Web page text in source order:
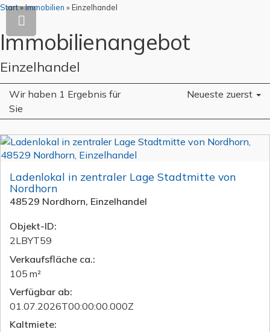
Start»Immobilien » Einzelhandel
Immobilien­angebot
Einzelhandel
Wir haben 1 Ergebnis für
Sie
Neueste zuerst
Ladenlokal in zentraler Lage Stadtmitte von
Nordhorn
48529 Nordhorn, Einzelhandel
Objekt-ID:
2LBYT59
Verkaufsfläche ca.:
105 m²
Verfügbar ab:
01.07.2026T00:00:00.000Z
Kaltmiete: